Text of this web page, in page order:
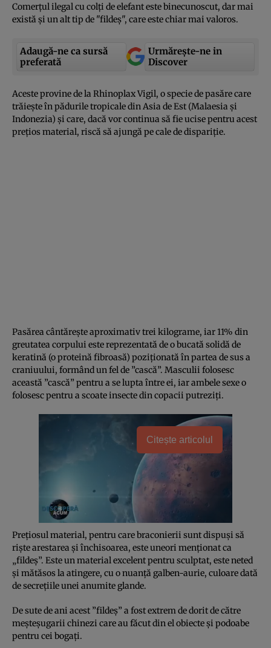
Comerţul ilegal cu colţi de elefant este binecunoscut, dar mai
există şi un alt tip de "fildeş", care este chiar mai valoros.
Adaugă-ne ca sursă
preferată
Urmărește-ne in
Discover
Aceste provine de la Rhinoplax Vigil, o specie de pasăre care
trăieşte în pădurile tropicale din Asia de Est (Malaesia şi
Indonezia) şi care, dacă vor continua să fie ucise pentru acest
preţios material, riscă să ajungă pe cale de dispariţie.
Pasărea cântăreşte aproximativ trei kilograme, iar 11% din
greutatea corpului este reprezentată de o bucată solidă de
keratină (o proteină fibroasă) poziţionată în partea de sus a
craniuului, formând un fel de ”cască”. Masculii folosesc
această ”cască” pentru a se lupta între ei, iar ambele sexe o
folosesc pentru a scoate insecte din copacii putreziţi.
Citește articolul
Preţiosul material, pentru care braconierii sunt dispuşi să
rişte arestarea şi închisoarea, este uneori menţionat ca
„fildeş”. Este un material excelent pentru sculptat, este neted
şi mătăsos la atingere, cu o nuanţă galben-aurie, culoare dată
de secreţiile unei anumite glande.
De sute de ani acest ”fildeş” a fost extrem de dorit de către
meşteşugarii chinezi care au făcut din el obiecte şi podoabe
pentru cei bogaţi.